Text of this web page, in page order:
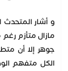
و أشار المتحدث
مازال متأزم
جوهر إلا أن
الكل متفهم